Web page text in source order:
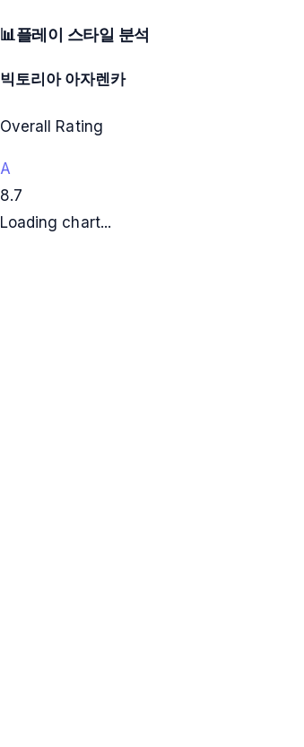
📊플레이 스타일 분석
빅토리아 아자렌카
Overall Rating
A
8.7
Loading chart...